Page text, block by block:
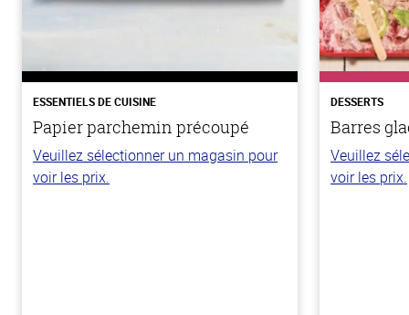
ESSENTIELS DE CUISINE
Papier parchemin précoupé
Veuillez sélectionner un magasin pour
voir les prix.
DESSERTS
Barres
Veuillez
voir les prix.